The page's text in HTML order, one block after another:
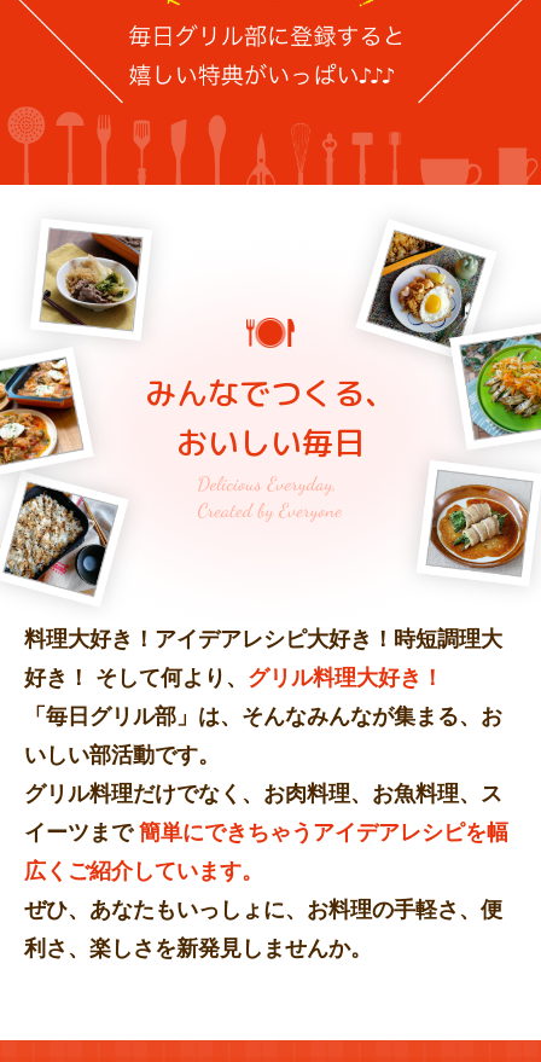
みんなでつくる、
おいしい毎日
料理大好き！アイデアレシピ大好き！時短調理大
好き！ そして何より、 グリル料理大好き！
「毎日グリル部」は、そんなみんなが集まる、お
いしい部活動です。
グリル料理だけでなく、お肉料理、お魚料理、ス
イーツまで 簡単にできちゃうアイデアレシピを幅
広くご紹介しています。
ぜひ、あなたもいっしょに、お料理の手軽さ、便
利さ、楽しさを新発見しませんか。